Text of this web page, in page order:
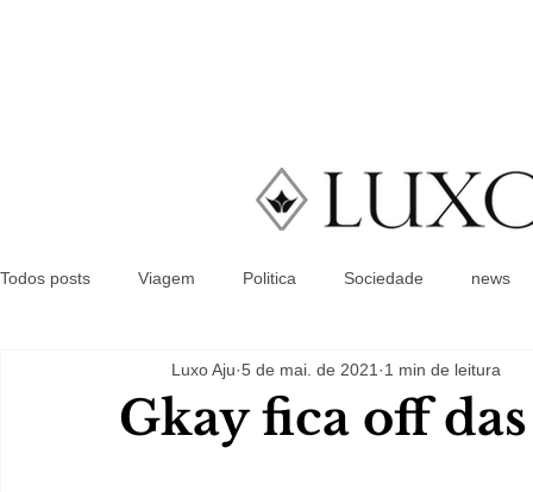
Todos posts Viagem Politica Sociedade news
Gkay fica off
Luxo Aju 5 de mai. de 2021 1 min de leitura